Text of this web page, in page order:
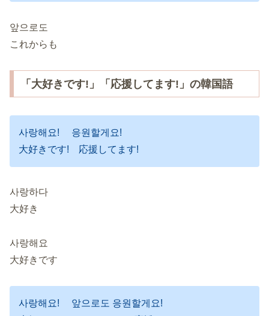
앞으로도
これからも
「大好きです!」「応援してます!」の韓国語
사랑해요! 응원할게요!
大好きです! 応援してます!
사랑하다
大好き
사랑해요
大好きです
사랑해요! 앞으로도 응원할게요!